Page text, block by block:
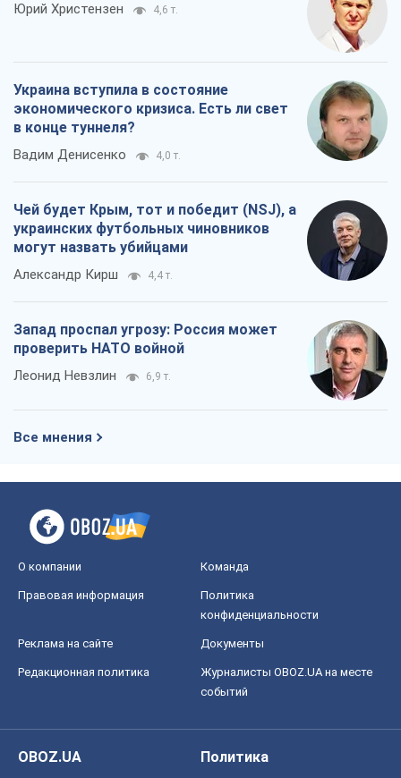
Юрий Христензен 4,6 т.
Украина вступила в состояние
экономического кризиса. Есть ли свет
в конце туннеля?
Вадим Денисенко 4,0 т.
Чей будет Крым, тот и победит (NSJ), а
украинских футбольных чиновников
могут назвать убийцами
Александр Кирш 4,4 т.
Запад проспал угрозу: Россия может
проверить НАТО войной
Леонид Невзлин 6,9 т.
Все мнения
О компании Команда
Правовая информация
Политика
конфиденциальности
Реклама на сайте Документы
Редакционная политика
Журналисты OBOZ.UA на месте
событий
OBOZ.UA
Политика